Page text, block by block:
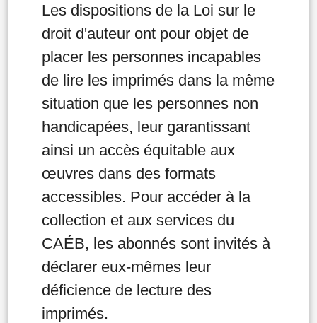
Les dispositions de la Loi sur le
droit d'auteur ont pour objet de
placer les personnes incapables
de lire les imprimés dans la même
situation que les personnes non
handicapées, leur garantissant
ainsi un accès équitable aux
œuvres dans des formats
accessibles. Pour accéder à la
collection et aux services du
CAÉB, les abonnés sont invités à
déclarer eux-mêmes leur
déficience de lecture des
imprimés.